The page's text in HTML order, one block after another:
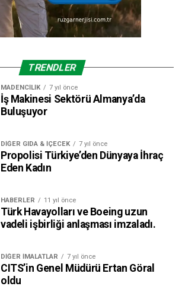
TRENDLER
MADENCILIK 7 yıl önce
İş Makinesi Sektörü Almanya’da
Buluşuyor
DIĞER GIDA & İÇECEK 7 yıl önce
Propolisi Türkiye’den Dünyaya İhraç
Eden Kadın
HABERLER 11 yıl önce
Türk Havayolları ve Boeing uzun
vadeli işbirliği anlaşması imzaladı.
DIĞER İMALATLAR 7 yıl önce
CITS’in Genel Müdürü Ertan Göral
oldu